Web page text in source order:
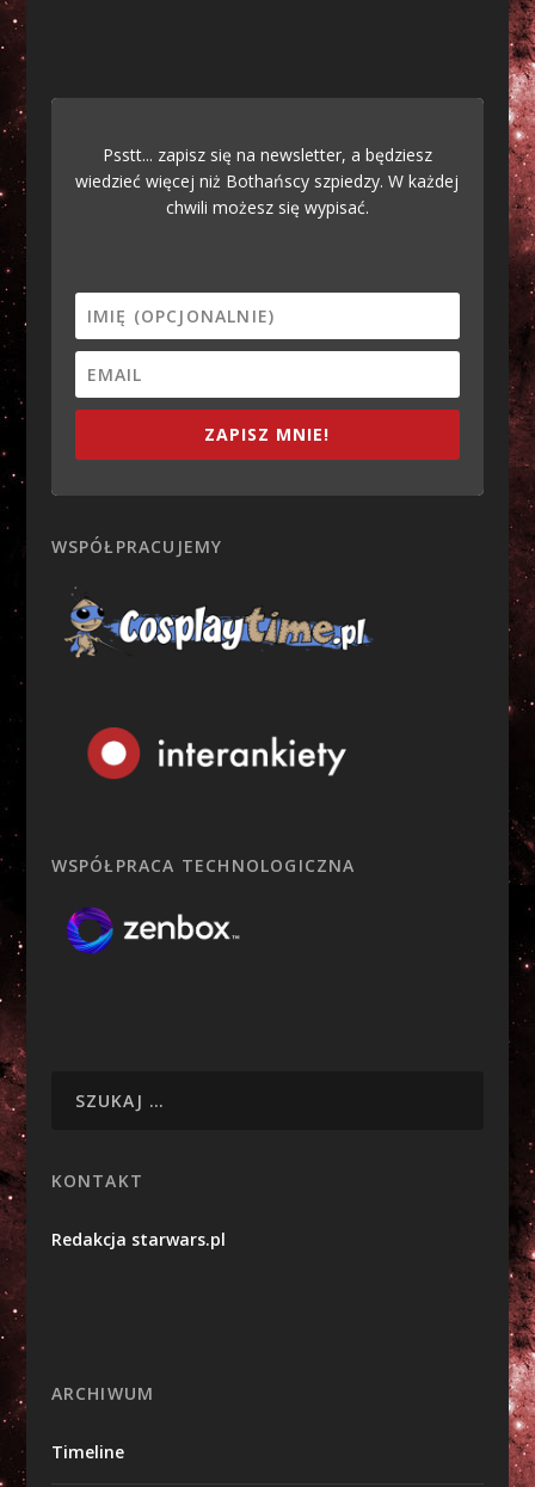
Psstt... zapisz się na newsletter, a będziesz
wiedzieć więcej niż Bothańscy szpiedzy. W każdej
chwili możesz się wypisać.
ZAPISZ MNIE!
WSPÓŁPRACUJEMY
WSPÓŁPRACA TECHNOLOGICZNA
KONTAKT
Redakcja starwars.pl
ARCHIWUM
Timeline